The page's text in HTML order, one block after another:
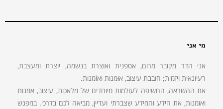
מי אני
אני הדר מקובר מרום, אספנית ואוצרת בנשמה, יוצרת ומעצבת,
רעיונאית ויזמית; חובבת עיצוב, אוּמנות ואוֹמנות.
את ההשראה, החשיפה לעולמות מיוחדים של מלאכות, עיצוב, אמנות
ואומנות, את הידע והמידע שצברתי ועדיין, מביאה לכם בדרכי. במפגש